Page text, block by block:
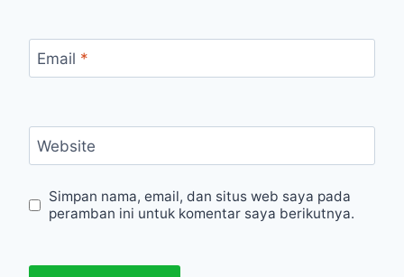
Email *
Website
Simpan nama, email, dan situs web saya pada
peramban ini untuk komentar saya berikutnya.